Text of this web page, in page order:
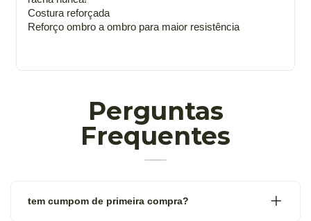
Costura reforçada
Reforço ombro a ombro para maior resistência
Perguntas
Frequentes
tem cumpom de primeira compra?